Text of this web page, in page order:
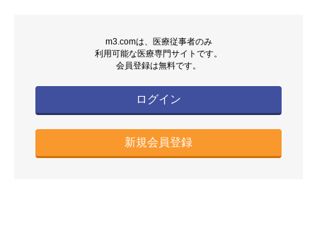
m3.comは、医療従事者のみ
利用可能な医療専門サイトです。
会員登録は無料です。
ログイン
新規会員登録